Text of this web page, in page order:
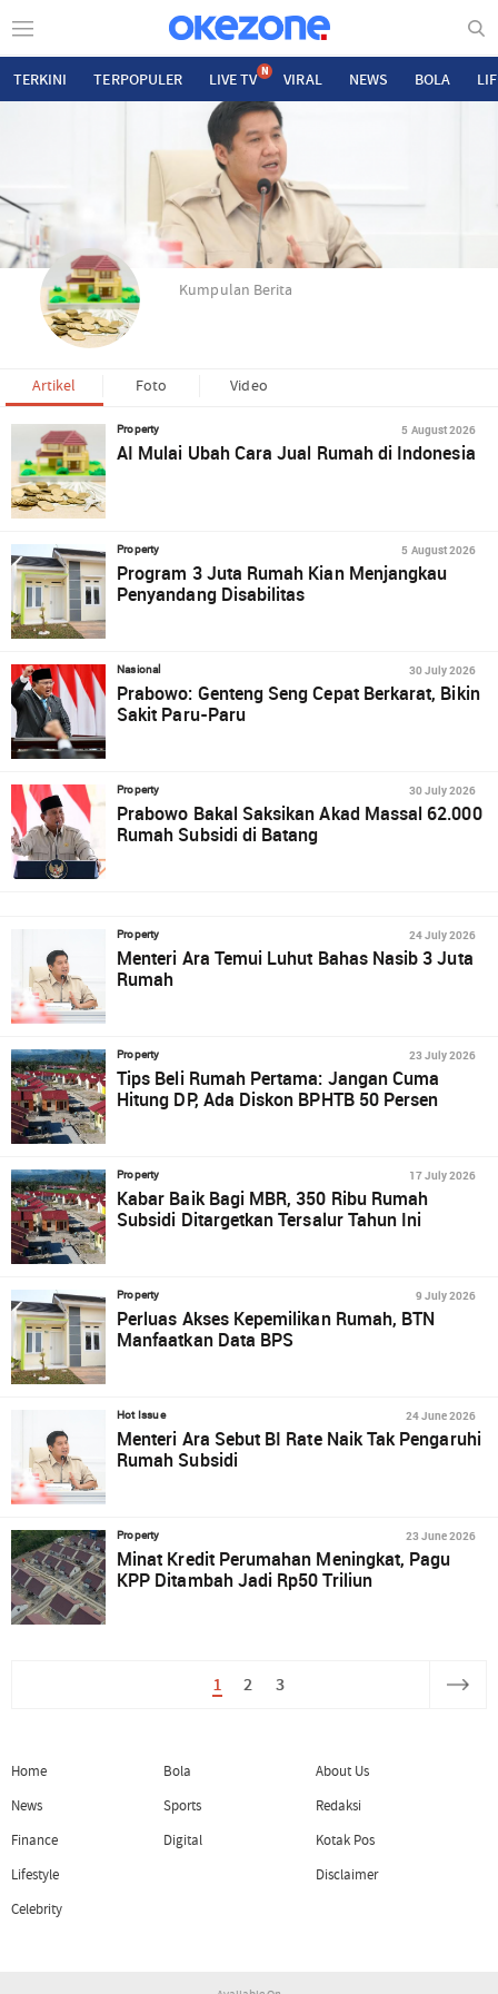
TERKINI TERPOPULER LIVE TV N VIRAL NEWS BOLA
Kumpulan Berita
Artikel Foto Video
Property 5 August 2026
AI Mulai Ubah Cara Jual Rumah di Indonesia
Property 5 August 2026
Program 3 Juta Rumah Kian Menjangkau
Penyandang Disabilitas
Nasional 30 July 2026
Prabowo: Genteng Seng Cepat Berkarat, Bikin
Sakit Paru-Paru
Property 30 July 2026
Prabowo Bakal Saksikan Akad Massal 62.000
Rumah Subsidi di Batang
Property 24 July 2026
Menteri Ara Temui Luhut Bahas Nasib 3 Juta
Rumah
Property 23 July 2026
Tips Beli Rumah Pertama: Jangan Cuma
Hitung DP, Ada Diskon BPHTB 50 Persen
Property 17 July 2026
Kabar Baik Bagi MBR, 350 Ribu Rumah
Subsidi Ditargetkan Tersalur Tahun Ini
Property 9 July 2026
Perluas Akses Kepemilikan Rumah, BTN
Manfaatkan Data BPS
Hot Issue 24 June 2026
Menteri Ara Sebut BI Rate Naik Tak Pengaruhi
Rumah Subsidi
Property 23 June 2026
Minat Kredit Perumahan Meningkat, Pagu
KPP Ditambah Jadi Rp50 Triliun
1 2 3
Home
News
Finance
Lifestyle
Celebrity
Bola
Sports
Digital
About Us
Redaksi
Kotak Pos
Disclaimer